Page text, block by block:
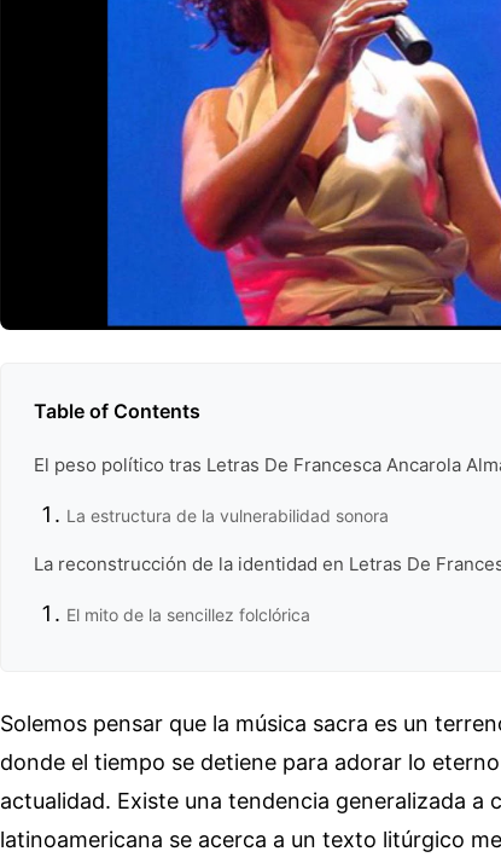
Table of Contents
El peso político tras Letras De Francesca Ancarola
La estructura de la vulnerabilidad sonora
La reconstrucción de la identidad en Letras De
El mito de la sencillez folclórica
Solemos pensar que la música sacra es un
donde el tiempo se detiene para adorar lo
actualidad. Existe una tendencia generalizada a
latinoamericana se acerca a un texto litúrgico